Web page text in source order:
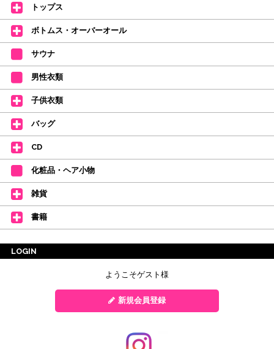
おります。
【新商品はこちらから】 ←ここをクリック♪
トップス
ボトムス・オーバーオール
サウナ
男性衣類
子供衣類
バッグ
CD
化粧品・ヘア小物
雑貨
書籍
LOGIN
ようこそゲスト様
新規会員登録